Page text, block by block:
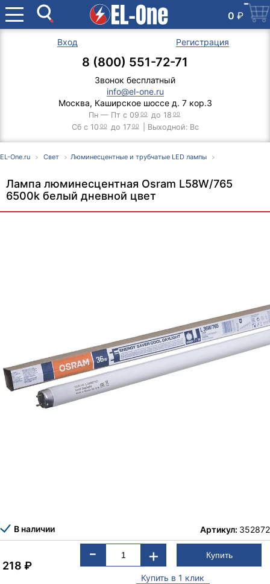
0 ₽
Вход Регистрация
8 (800) 551-72-71
Звонок бесплатный
info@el-one.ru
Москва, Каширское шоссе д. 7 кор.3
Пн — Пт с 09 00 до 18 00
Сб с 10 00 до 17 00 | Выходной: Вс
EL-One.ru Свет Люминесцентные и трубчатые LED лампы
Лампа люминесцентная Osram L58W/765
6500k белый дневной цвет
В наличии Артикул: 352872
218₽
- +
Купить в 1 клик